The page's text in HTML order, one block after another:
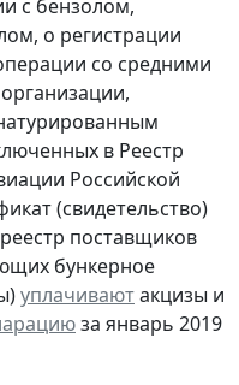
с бензолом,
о регистрации
со средними
в Реестр
Российской
(свидетельство)
поставщиков
бункерное
уплачиваютакцизы и
за январь 2019